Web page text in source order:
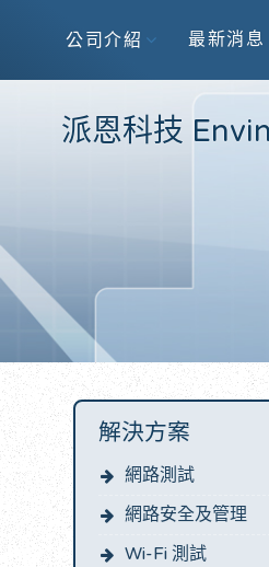
派恩科技
公司介紹 最新消息
解決方案
網路測試
網路安全及管理
Wi-Fi 測試